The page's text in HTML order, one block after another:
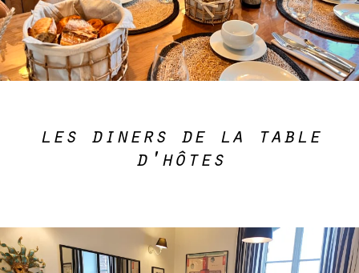
les diners de la table
d'hôtes